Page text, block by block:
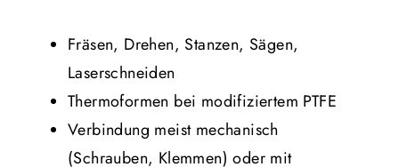
Fräsen, Drehen, Stanzen, Sägen,
Laserschneiden
Thermoformen bei modifiziertem PTFE
Verbindung meist mechanisch
(Schrauben, Klemmen) oder mit